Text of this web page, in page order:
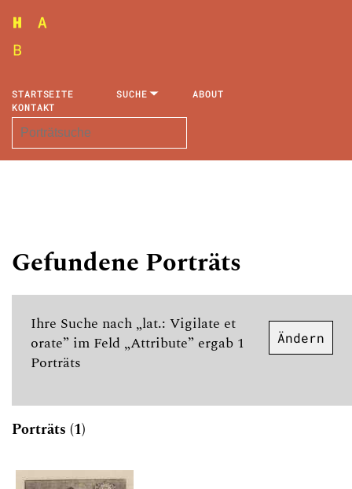
STARTSEITE SUCHE
ABOUT
KONTAKT
Gefundene Porträts
Ihre Suche nach „lat.: Vigilate et
orate” im Feld „Attribute” ergab 1
Porträts
Ändern
Porträts (1)